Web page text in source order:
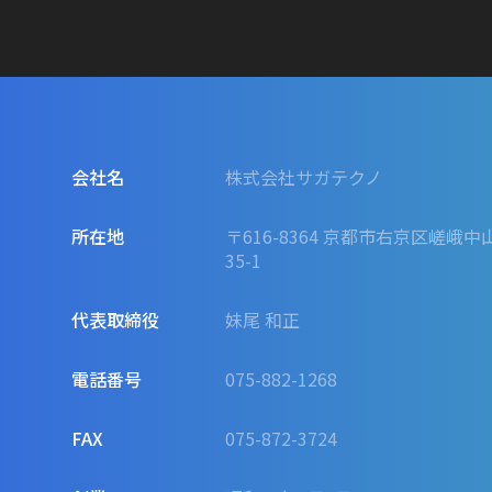
会社名 株式会社サガテクノ
所在地
〒616-8364 京都市右京区嵯峨中
35-1
代表取締役 妹尾 和正
電話番号 075-882-1268
FAX 075-872-3724